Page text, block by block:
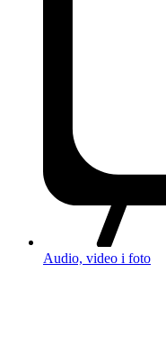
Audio, video i foto